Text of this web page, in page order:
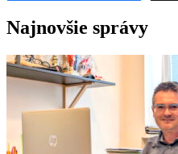
Najnovšie správy